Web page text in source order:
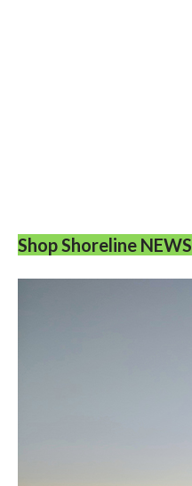
Shop Shoreline NEWS